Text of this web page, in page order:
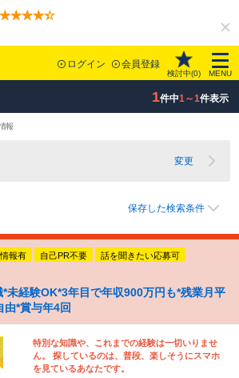
ログイン 会員登録
検討中(0) MENU
1件中1～1件表示
報
変更
保存した検索条件
報有 自己PR不要 話を聞きたい応募可
未経験OK*3年目で年収900万円も*残業月平
由*賞与年4回
特別な知識や、これまでの経験は一切いりませ
ん。 探しているのは、普段、楽しそうにスマホ
を見ているあなたです。